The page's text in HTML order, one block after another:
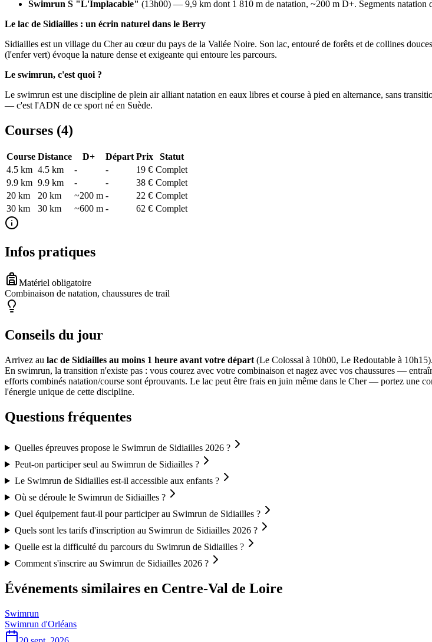
Swimrun S "L'Implacable" (13h00) — 9,9 km dont 1 810 m de natation, ~200 m D+. Segments natation
Le lac de Sidiailles : un écrin naturel dans le Berry
Sidiailles est un village du Cher au cœur du pays de la Vallée Noire. Son lac, entouré de forêts et de collines
(l'enfer vert) évoque la nature dense et exigeante qui entoure les parcours.
Le swimrun, c'est quoi ?
Le swimrun est une discipline de plein air alliant natation en eaux libres et course à pied en alternance, sans
— c'est l'ADN de ce sport né en Suède.
Courses (4)
Course Distance D+ Départ Prix
Statut
4.5 km 4.5 km - - 19 € Complet
9.9 km 9.9 km - - 38 € Complet
20 km
20 km ~200 m - 22 € Complet
30 km
30 km ~600 m - 62 € Complet
Infos pratiques
Matériel obligatoire
Combinaison de natation, chaussures de trail
Conseils du jour
Arrivez au lac de Sidiailles au moins 1 heure avant votre départ (Le Colossal à 10h00, Le Redoutable à
En swimrun, la transition n'existe pas : vous courez avec votre combinaison et nagez avec vos chaussures —
efforts combinés natation/course sont éprouvants. Le lac peut être frais en juin même dans le Cher — portez une
l'énergie unique de cette discipline.
Questions fréquentes
Quelles épreuves propose le Swimrun de Sidiailles 2026 ?
Peut-on participer seul au Swimrun de Sidiailles ?
Le Swimrun de Sidiailles est-il accessible aux enfants ?
Où se déroule le Swimrun de Sidiailles ?
Quel équipement faut-il pour participer au Swimrun de Sidiailles ?
Quels sont les tarifs d'inscription au Swimrun de Sidiailles 2026 ?
Quelle est la difficulté du parcours du Swimrun de Sidiailles ?
Comment s'inscrire au Swimrun de Sidiailles 2026 ?
Événements similaires en Centre-Val de Loire
Swimrun
Swimrun d'Orléans